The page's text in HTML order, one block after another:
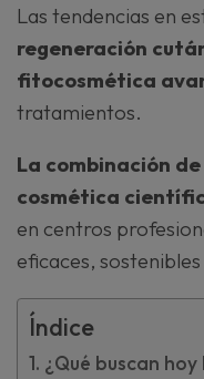
Las tendencias en
regeneración
fitocosmética
tratamientos.
La combinación
cosmética
en centros
eficaces,
Índice
¿Qué buscan